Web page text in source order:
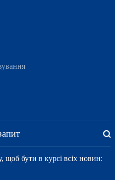
щоб бути в курсі всіх новин: